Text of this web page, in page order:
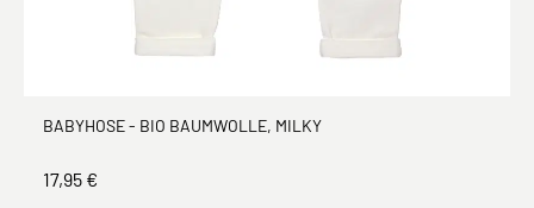
BABYHOSE - BIO BAUMWOLLE, MILKY
17,95 €